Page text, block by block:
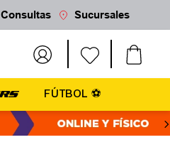
Consultas Sucursales
FÚTBOL ⚽